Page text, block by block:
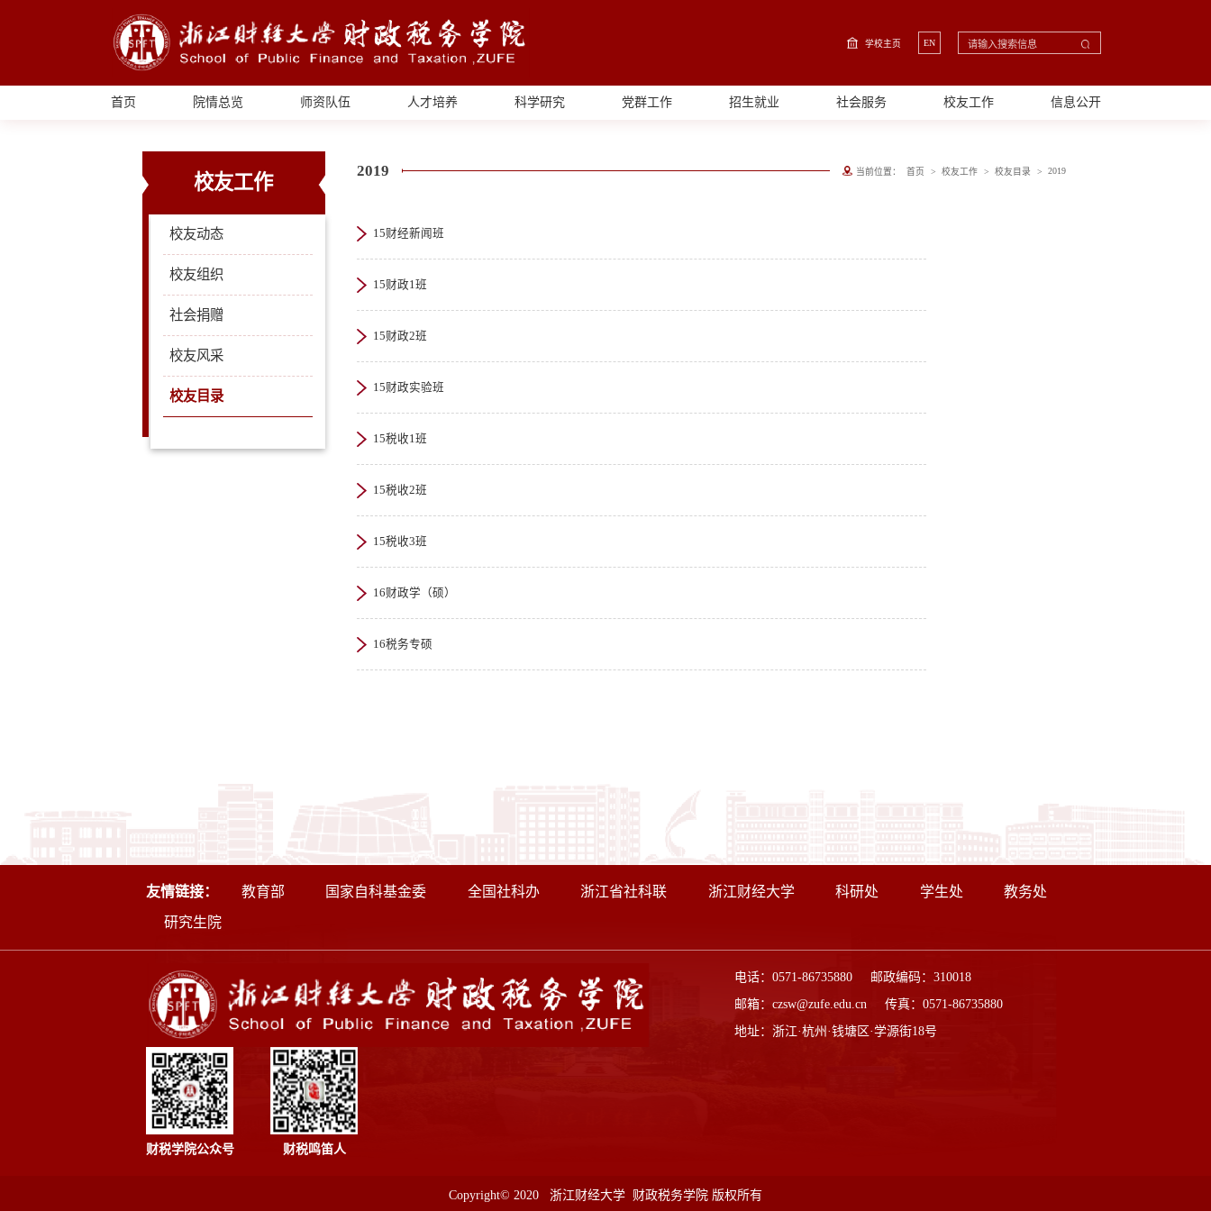
学校主页 EN
首页 院情总览 师资队伍 人才培养 科学研究 党群工作 招生就业 社会服务 校友工作 信息公开
校友工作
校友动态
校友组织
社会捐赠
校友风采
校友目录
2019 当前位置： 首页 > 校友工作 > 校友目录 > 2019
15财经新闻班
15财政1班
15财政2班
15财政实验班
15税收1班
15税收2班
15税收3班
16财政学（硕）
16税务专硕
友情链接： 教育部 国家自科基金委 全国社科办 浙江省社科联 浙江财经大学 科研处 学生处
教务处
研究生院
电话：0571-86735880 邮政编码：310018
邮箱：czsw@zufe.edu.cn 传真：0571-86735880
地址：浙江·杭州·钱塘区·学源街18号
财税学院公众号 财税鸣笛人
Copyright© 2020 浙江财经大学 财政税务学院 版权所有